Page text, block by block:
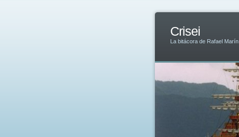
Crisei
La bitácora de Rafael Marín